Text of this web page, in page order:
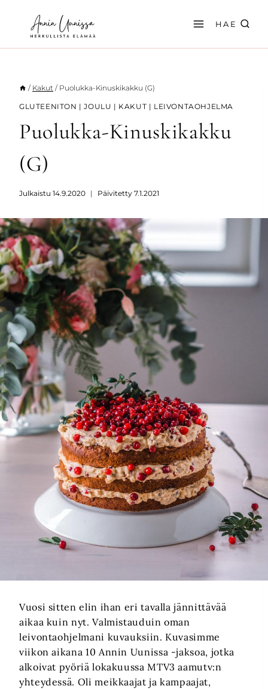
sisältöön
HAE
/ Kakut / Puolukka-Kinuskikakku (G)
GLUTEENITON |JOULU | KAKUT | LEIVONTAOHJELMA
Puolukka-Kinuskikakku
(G)
Julkaistu 14.9.2020 Päivitetty 7.1.2021
Vuosi sitten elin ihan eri tavalla jännittävää
aikaa kuin nyt. Valmistauduin oman
leivontaohjelmani kuvauksiin. Kuvasimme
viikon aikana 10 Annin Uunissa -jaksoa, jotka
alkoivat pyöriä lokakuussa MTV3 aamutv:n
yhteydessä. Oli meikkaajat ja kampaajat,